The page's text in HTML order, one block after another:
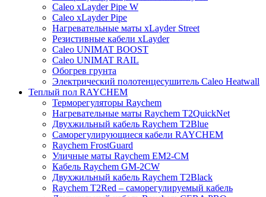
Caleo xLayder Pipe W
Caleo xLayder Pipe
Нагревательные маты xLayder Street
Резистивные кабели xLayder
Caleo UNIMAT BOOST
Caleo UNIMAT RAIL
Обогрев грунта
Электрический полотенцесушитель Caleo Heatwall
Теплый пол RAYCHEM
Терморегуляторы Raychem
Нагревательные маты Raychem T2QuickNet
Двухжильный кабель Raychem T2Blue
Саморегулирующиеся кабели RAYCHEM
Raychem FrostGuard
Уличные маты Raychem EM2-CM
Кабель Raychem GM-2CW
Двухжильный кабель Raychem T2Black
Raychem T2Red – саморегулируемый кабель